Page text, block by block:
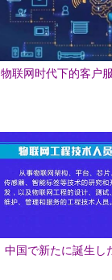
物联网时代下的客户
中国で新たに誕生